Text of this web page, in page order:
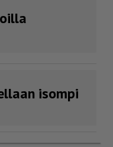
isompi